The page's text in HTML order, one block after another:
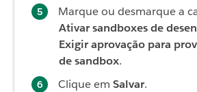
Marque ou desmarque a
Ativar sandboxes de
Exigir aprovação para
de sandbox.
Clique em Salvar.